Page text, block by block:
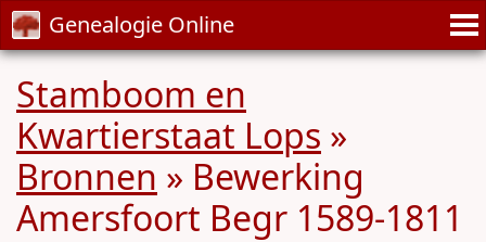
Genealogie Online
Stamboom en
Kwartierstaat Lops »
Bronnen » Bewerking
Amersfoort Begr 1589-1811